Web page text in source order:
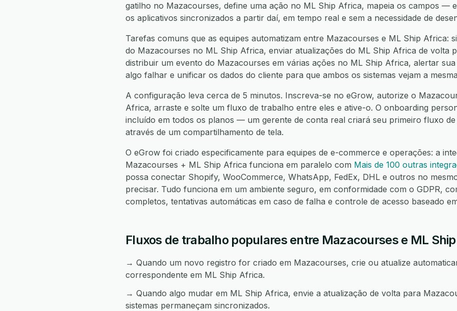
gatilho no Mazacourses, define uma ação no ML Ship Africa, mapeia os campos —
os aplicativos sincronizados a partir daí, em tempo real e sem a necessidade de
Tarefas comuns que as equipes automatizam entre Mazacourses e ML Ship Africa:
do Mazacourses no ML Ship Africa, enviar atualizações do ML Ship Africa de volta
distribuir um evento do Mazacourses em várias ações no ML Ship Africa, alertar
algo falhar e unificar os dados do cliente para que ambos os sistemas vejam a
A configuração leva cerca de 5 minutos. Inscreva-se no eGrow, autorize o
Africa, arraste e solte um fluxo de trabalho entre eles e ative-o. O onboarding
incluído em todos os planos — um gerente de conta real criará seu primeiro fluxo
através de um compartilhamento de tela.
O eGrow foi criado especificamente para equipes de e-commerce e operações: a
Mazacourses + ML Ship Africa funciona em paralelo com Mais de 100 outras
possa conectar Shopify, WooCommerce, WhatsApp, FedEx, DHL e outros no
precisar. Tudo funciona em um ambiente seguro, em conformidade com o GDPR,
completos, tentativas automáticas em caso de falha e controle de acesso baseado
Fluxos de trabalho populares entre Mazacourses e ML
→ Quando um novo registro for criado em Mazacourses, crie ou atualize
correspondente em ML Ship Africa.
→ Quando algo mudar em ML Ship Africa, envie a atualização de volta para
sistemas permaneçam sincronizados.